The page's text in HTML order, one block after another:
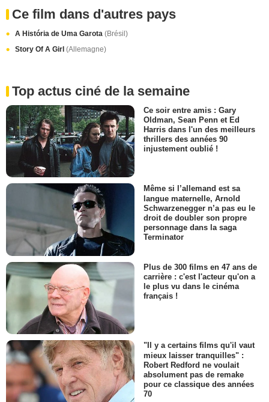
Ce film dans d'autres pays
A História de Uma Garota (Brésil)
Story Of A Girl (Allemagne)
Top actus ciné de la semaine
Ce soir entre amis : Gary
Oldman, Sean Penn et Ed
Harris dans l'un des meilleurs
thrillers des années 90
injustement oublié !
Même si l’allemand est sa
langue maternelle, Arnold
Schwarzenegger n’a pas eu le
droit de doubler son propre
personnage dans la saga
Terminator
Plus de 300 films en 47 ans de
carrière : c'est l'acteur qu'on a
le plus vu dans le cinéma
français !
"Il y a certains films qu'il vaut
mieux laisser tranquilles" :
Robert Redford ne voulait
absolument pas de remake
pour ce classique des années
70